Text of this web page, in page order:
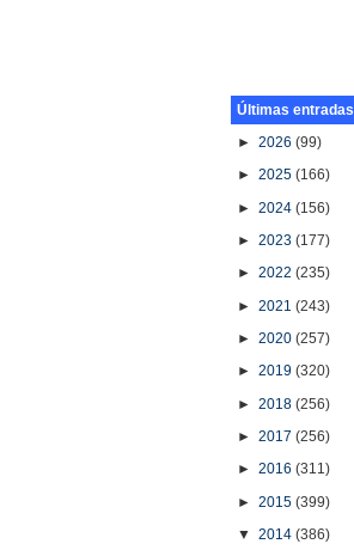
Últimas entradas
►2026(99)
►2025(166)
►2024(156)
►2023(177)
►2022(235)
►2021(243)
►2020(257)
►2019(320)
►2018(256)
►2017(256)
►2016(311)
►2015(399)
▼2014(386)